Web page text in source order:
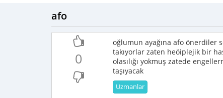
afo
0
oğlumun ayağına afo önerdiler
takıyorlar zaten heöiplejik bir
olasılığı yokmuş zatede
taşıyacak
Uzmanlar